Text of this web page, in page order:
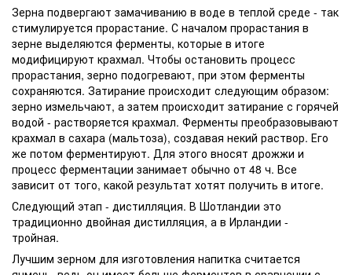
Зерна подвергают замачиванию в воде в теплой среде - так
стимулируется прорастание. С началом прорастания в
зерне выделяются ферменты, которые в итоге
модифицируют крахмал. Чтобы остановить процесс
прорастания, зерно подогревают, при этом ферменты
сохраняются. Затирание происходит следующим образом:
зерно измельчают, а затем происходит затирание с горячей
водой - растворяется крахмал. Ферменты преобразовывают
крахмал в сахара (мальтоза), создавая некий раствор. Его
же потом ферментируют. Для этого вносят дрожжи и
процесс ферментации занимает обычно от 48 ч. Все
зависит от того, какой результат хотят получить в итоге.
Следующий этап - дистилляция. В Шотландии это
традиционно двойная дистилляция, а в Ирландии -
тройная.
Лучшим зерном для изготовления напитка считается